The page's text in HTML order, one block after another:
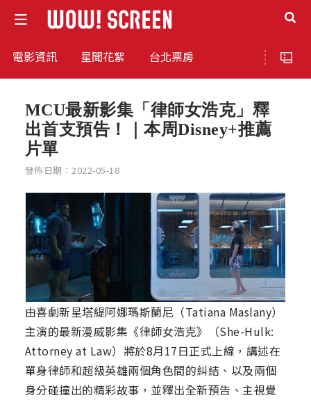
電影資訊 星聞花絮 台北票房
MCU最新影集「律師女浩克」釋
出首支預告！｜本周Disney+推薦
片單
發佈日期：2022-05-18
由喜劇新星塔緹阿娜瑪斯蘭尼（Tatiana Maslany）
主演的最新漫威影集《律師女浩克》（She-Hulk:
Attorney at Law）將於8月17日正式上線，講述在
單身律師和超級英雄兩個角色間的糾結、以及兩個
身分碰撞出的精彩故事，並釋出全新預告、主視覺